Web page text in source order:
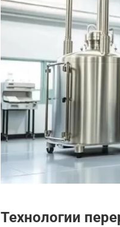
Технологии